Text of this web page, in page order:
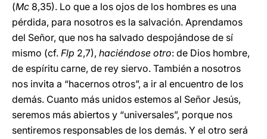
(Mc 8,35). Lo que a los ojos de los hombres es una
pérdida, para nosotros es la salvación. Aprendamos
del Señor, que nos ha salvado despojándose de sí
mismo (cf. Flp 2,7), haciéndose otro: de Dios hombre,
de espíritu carne, de rey siervo. También a nosotros
nos invita a “hacernos otros”, a ir al encuentro de los
demás. Cuanto más unidos estemos al Señor Jesús,
seremos más abiertos y “universales”, porque nos
sentiremos responsables de los demás. Y el otro será